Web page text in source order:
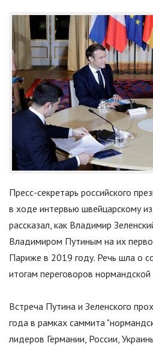
Пресс-секретарь российского
в ходе интервью швейцарскому
рассказал, как Владимир
Владимиром Путиным на их
Париже в 2019 году. Речь шла о
итогам переговоров нормандской
Встреча Путина и Зеленского
года в рамках саммита "
лидеров Германии, России,